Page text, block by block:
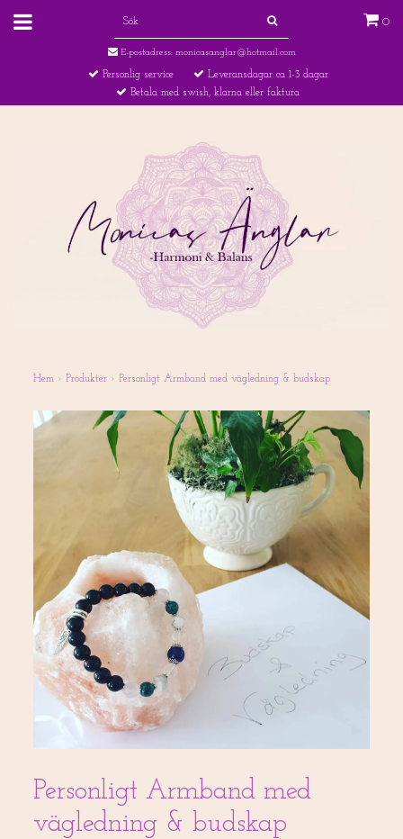
0
E-postadress: monicasanglar@hotmail.com
Personlig service
Leveransdagar ca 1-3 dagar
Betala med swish, klarna eller faktura
Hem › Produkter › Personligt Armband med vägledning & budskap
Personligt Armband med
vägledning & budskap